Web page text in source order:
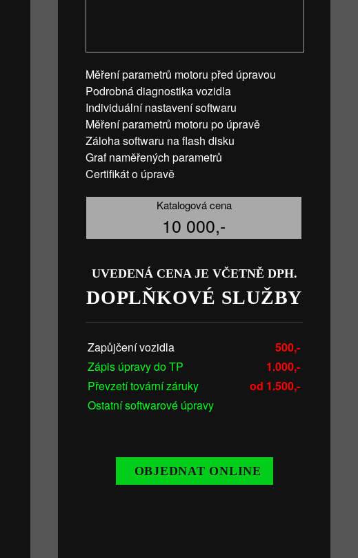
Měření parametrů motoru před úpravou
Podrobná diagnostika vozidla
Individuální nastavení softwaru
Měření parametrů motoru po úpravě
Záloha softwaru na flash disku
Graf naměřených parametrů
Certifikát o úpravě
Katalogová cena
10 000,-
UVEDENÁ CENA JE VČETNĚ DPH.
DOPLŇKOVÉ SLUŽBY
Zapůjčení vozidla
500,-
Zápis úpravy do TP
1.000,-
Převzetí tovární záruky
od 1.500,-
Ostatní softwarové úpravy
OBJEDNAT ONLINE